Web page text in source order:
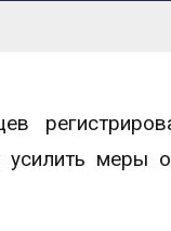
меры